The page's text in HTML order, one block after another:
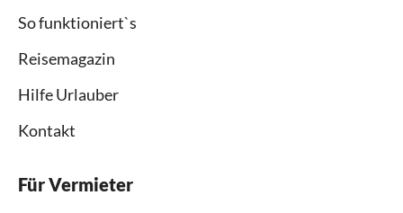
So funktioniert`s
Reisemagazin
Hilfe Urlauber
Kontakt
Für Vermieter